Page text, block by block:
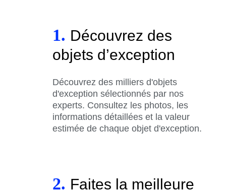
1. Découvrez des
objets d’exception
Découvrez des milliers d'objets
d'exception sélectionnés par nos
experts. Consultez les photos, les
informations détaillées et la valeur
estimée de chaque objet d'exception.
2. Faites la meilleure